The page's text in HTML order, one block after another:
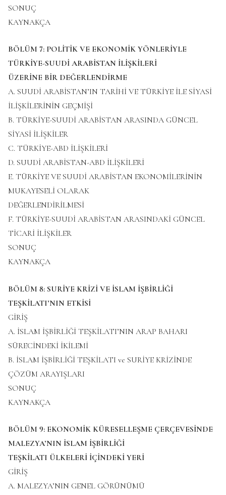
SONUÇ
KAYNAKÇA
BÖLÜM 7: POLİTİK VE EKONOMİK YÖNLERİYLE
TÜRKİYE-SUUDİ ARABİSTAN İLİŞKİLERİ
ÜZERİNE BİR DEĞERLENDİRME
A. SUUDİ ARABİSTAN’IN TARİHİ VE TÜRKİYE İLE SİYASİ
İLİŞKİLERİNİN GEÇMİŞİ
B. TÜRKİYE-SUUDİ ARABİSTAN ARASINDA GÜNCEL
SİYASİ İLİŞKİLER
C. TÜRKİYE-ABD İLİŞKİLERİ
D. SUUDİ ARABİSTAN-ABD İLİŞKİLERİ
E. TÜRKİYE VE SUUDİ ARABİSTAN EKONOMİLERİNİN
MUKAYESELİ OLARAK
DEĞERLENDİRİLMESİ
F. TÜRKİYE-SUUDİ ARABİSTAN ARASINDAKİ GÜNCEL
TİCARİ İLİŞKİLER
SONUÇ
KAYNAKÇA
BÖLÜM 8: SURİYE KRİZİ VE İSLAM İŞBİRLİĞİ
TEŞKİLATI’NIN ETKİSİ
GİRİŞ
A. İSLAM İŞBİRLİĞİ TEŞKİLATI’NIN ARAP BAHARI
SÜRECİNDEKİ İKİLEMİ
B. İSLAM İŞBİRLİĞİ TEŞKİLATI ve SURİYE KRİZİNDE
ÇÖZÜM ARAYIŞLARI
SONUÇ
KAYNAKÇA
BÖLÜM 9: EKONOMİK KÜRESELLEŞME ÇERÇEVESİNDE
MALEZYA’NIN İSLAM İŞBİRLİĞİ
TEŞKİLATI ÜLKELERİ İÇİNDEKİ YERİ
GİRİŞ
A. MALEZYA’NIN GENEL GÖRÜNÜMÜ